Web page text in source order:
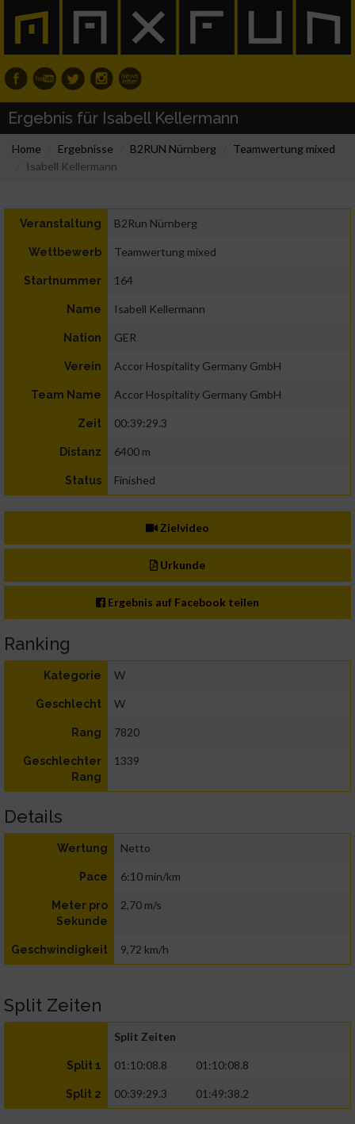
Ergebnis für Isabell Kellermann
Home Ergebnisse B2RUN Nürnberg
Teamwertung mixed
Isabell Kellermann
Veranstaltung B2Run Nürnberg
Wettbewerb Teamwertung mixed
Startnummer 164
Name Isabell Kellermann
Nation GER
Verein Accor Hospitality Germany GmbH
Team Name Accor Hospitality Germany GmbH
Zeit 00:39:29.3
Distanz 6400 m
Status Finished
Zielvideo
Urkunde
Ergebnis auf Facebook teilen
Ranking
Kategorie W
Geschlecht W
Rang 7820
Geschlechter
Rang
1339
Details
Wertung Netto
Pace 6:10 min/km
Meter pro
Sekunde
2,70 m/s
Geschwindigkeit 9,72 km/h
Split Zeiten
Split Zeiten
Split 1 01:10:08.8 01:10:08.8
Split 2 00:39:29.3 01:49:38.2